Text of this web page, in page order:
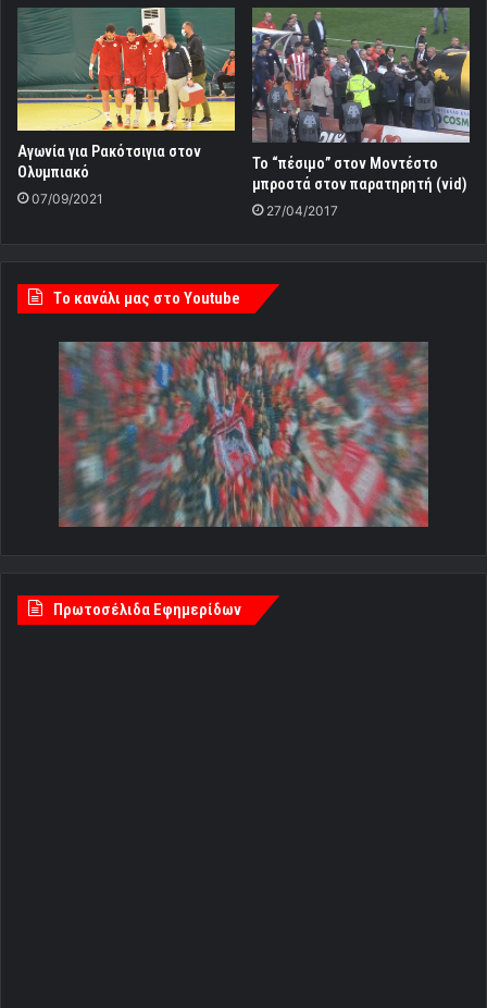
Αγωνία για Ρακότσιγια στον
Ολυμπιακό
07/09/2021
To “πέσιμο” στον Μοντέστο
μπροστά στον παρατηρητή (vid)
27/04/2017
Tο κανάλι μας στο Youtube
Πρωτοσέλιδα Εφημερίδων